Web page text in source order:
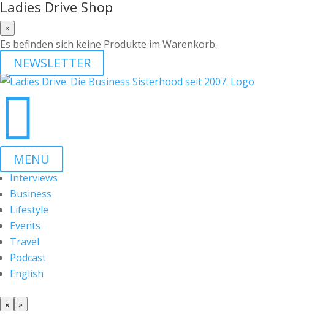
Ladies Drive Shop
×
Es befinden sich keine Produkte im Warenkorb.
NEWSLETTER

MENÜ
Interviews
Business
Lifestyle
Events
Travel
Podcast
English
« »